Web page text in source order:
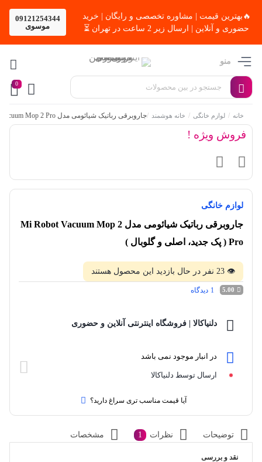
🔥بهترین قیمت | مشاوره تخصصی و رایگان | خرید
حضوری و آنلاین | ارسال زیر 2 ساعت در تهران ⏳
09121254344
موسوی
منو
0
خانه / لوازم خانگی / خانه هوشمند /جاروبرقی رباتیک شیائومی مدل Mi Robot Vacuum Mop 2 Pro ( پک جدید، اصلی و گلوبال )
فروش ویژه !
لوازم خانگی
جاروبرقی رباتیک شیائومی مدل Mi Robot Vacuum Mop 2
Pro ( پک جدید، اصلی و گلوبال )
👁
23نفر در حال بازدید این محصول هستند
5.00
1 دیدگاه
دلنیاکالا | فروشگاه اینترنتی آنلاین و حضوری
در انبار موجود نمی باشد
ارسال توسط دلنیاکالا
آیا قیمت مناسب تری سراغ دارید؟
توضیحات نظرات 1 مشخصات
نقد و بررسی